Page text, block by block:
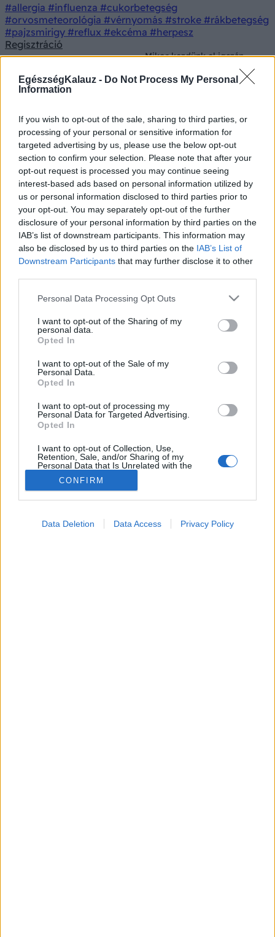
EgészségKalauz - Do Not Process My Personal
Information
If you wish to opt-out of the sale, sharing to third parties, or
processing of your personal or sensitive information for
targeted advertising by us, please use the below opt-out
section to confirm your selection. Please note that after your
opt-out request is processed you may continue seeing
interest-based ads based on personal information utilized by
us or personal information disclosed to third parties prior to
your opt-out. You may separately opt-out of the further
disclosure of your personal information by third parties on the
IAB’s list of downstream participants. This information may
also be disclosed by us to third parties on the IAB’s List of
Downstream Participants that may further disclose it to other
Please note that this website/app uses one or more Google
not limited to your visit or usage behaviour. You may click to
grant or deny consent to Google and its third-party tags to
use your data for below specified purposes in below Google
consent section.
Personal Data Processing Opt Outs
I want to opt-out of the Sharing of my
personal data.
Opted In
I want to opt-out of the Sale of my
Personal Data.
Opted In
I want to opt-out of processing my
Personal Data for Targeted Advertising.
Opted In
I want to opt-out of Collection, Use,
Retention, Sale, and/or Sharing of my
Personal Data that Is Unrelated with the
Purposes for which it was collected.
Opted Out
CONFIRM
Data Deletion Data Access Privacy Policy
#allergia #influenza #cukorbetegség
#orvosmeteorológia #vérnyomás #stroke #rákbetegség
#pajzsmirigy #reflux #ekcéma #herpesz
Regisztráció
kutatások
Mikor kezdünk el igazán
szerint meglepően korán
Mikor kezdünk el igazán öregedni?
Egy kutatás szerint meglepően
korán indul a testi hanyatlás
Orvostudományi kutatások